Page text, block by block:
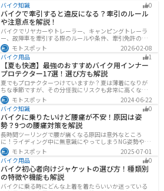
バイク知識 0
バイクで牽引すると違反になる？牽引のルール
や注意点を解説！
バイクでリヤカーやトレーラー、キャンピングトレーラ
ー、故障車を牽引する際のルールや条件、牽引免許の有
無、速度制限、必要な装備をわかりやすく解説。メリッ
ト・デメリットや注意点も紹介し、安全にバイクの積載
力をアップする方法をまとめました。
モトスポット
2026-02-08
バイク用品
1
【夏も快適】最強のおすすめバイク用インナー
プロテクター17選！選び方も解説
夏でもプロテクターつけていますか？夏は薄着になりが
ちな季節ですが、その分怪我にリスクも非常に高くなり
ます。夏こそプロテクターをつけるようにしましょう。通
気性や速乾性に優れたインナープロテクターであれば夏
場でも快適に使用できます。今回は快適なインナープロ
テクターをまとめて紹介します。
モトスポット
2024-06-22
バイク知識
0
バイクに乗りたいけど腰痛が不安！原因は姿
勢？9つの腰痛対策を解説
長時間ツーリングで腰が痛くなる原因は意外なところ
に！ライディング中に無意識にやってしまうNG姿勢や体
への負担、今すぐ見直せる予防・対策法をわかりやすく
解説。腰痛対策に効果的な便利アイテムも紹介し、快適
で楽しいツーリングをサポートします。
モトスポット
2025-07-01
バイク用品
0
バイク初心者向けジャケットの選び方！種類別
の特徴や機能も解説
バイクに乗る時にどんな上着を着たらいいか迷っている